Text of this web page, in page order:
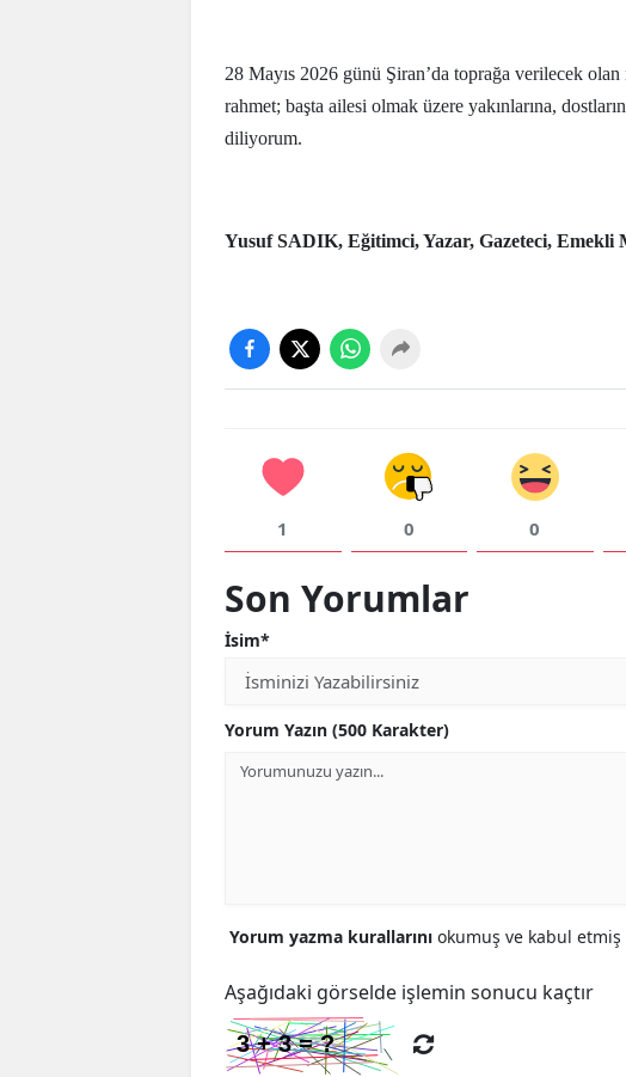
28 Mayıs 2026 günü Şiran’da toprağa verilecek
rahmet; başta ailesi olmak üzere yakınlarına,
diliyorum.
Yusuf SADIK, Eğitimci, Yazar, Gazeteci,
1 0 0
Son Yorumlar
İsim*
Yorum Yazın (500 Karakter)
Yorum yazma kurallarını okumuş ve kabul etmiş
Aşağıdaki görselde işlemin sonucu kaçtır